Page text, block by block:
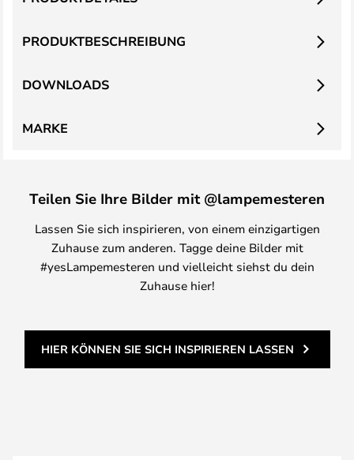
PRODUKTBESCHREIBUNG
DOWNLOADS
MARKE
Teilen Sie Ihre Bilder mit @lampemesteren
Lassen Sie sich inspirieren, von einem einzigartigen
Zuhause zum anderen. Tagge deine Bilder mit
#yesLampemesteren und vielleicht siehst du dein
Zuhause hier!
HIER KÖNNEN SIE SICH INSPIRIEREN LASSEN